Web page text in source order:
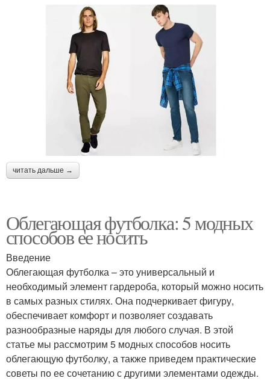
читать дальше →
Облегающая футболка: 5 модных
способов ее носить
Введение
Облегающая футболка – это универсальный и
необходимый элемент гардероба, который можно носить
в самых разных стилях. Она подчеркивает фигуру,
обеспечивает комфорт и позволяет создавать
разнообразные наряды для любого случая. В этой
статье мы рассмотрим 5 модных способов носить
облегающую футболку, а также приведем практические
советы по ее сочетанию с другими элементами одежды.